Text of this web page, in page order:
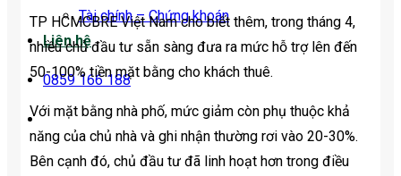
Tài chính – Chứng khoán
Liên hệ
0859 166 188
TP HCMCBRE Việt Nam cho biết thêm, trong tháng 4,
nhiều chủ đầu tư sẵn sàng đưa ra mức hỗ trợ lên đến
50-100% tiền mặt bằng cho khách thuê.
Với mặt bằng nhà phố, mức giảm còn phụ thuộc khả
năng của chủ nhà và ghi nhận thường rơi vào 20-30%.
Bên cạnh đó, chủ đầu tư đã linh hoạt hơn trong điều